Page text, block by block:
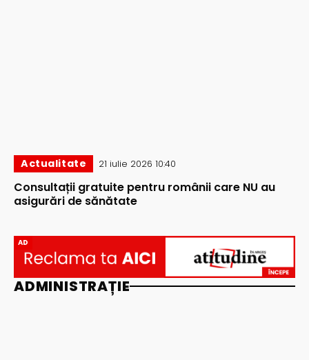
Actualitate 21 iulie 2026 10:40
Consultații gratuite pentru românii care NU au
asigurări de sănătate
AD
ADMINISTRAȚIE